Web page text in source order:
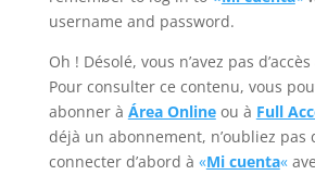
username and password.
Oh ! Désolé, vous n’avez pas
Pour consulter ce contenu, vous
abonner à Área Onlineou à Full
déjà un abonnement, n’oubliez pas
connecter d’abord à «Mi cuenta«